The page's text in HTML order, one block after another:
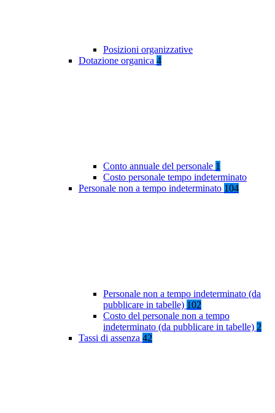
Posizioni organizzative
Dotazione organica 4
Conto annuale del personale 1
Costo personale tempo indeterminato
Personale non a tempo indeterminato 104
Personale non a tempo indeterminato (da
pubblicare in tabelle) 102
Costo del personale non a tempo
indeterminato (da pubblicare in tabelle) 2
Tassi di assenza 42